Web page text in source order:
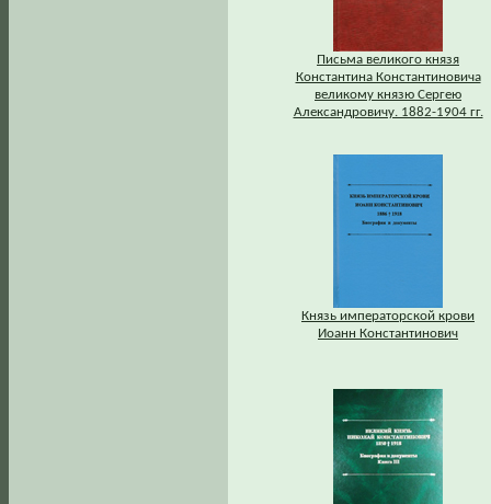
Письма великого князя
Константина Константиновича
великому князю Сергею
Александровичу. 1882-1904 гг.
Князь императорской крови
Иоанн Константинович